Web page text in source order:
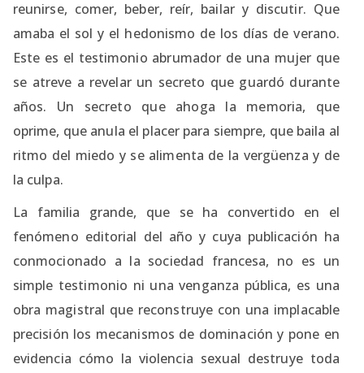
reunirse, comer, beber, reír, bailar y discutir. Que
amaba el sol y el hedonismo de los días de verano.
Este es el testimonio abrumador de una mujer que
se atreve a revelar un secreto que guardó durante
años. Un secreto que ahoga la memoria, que
oprime, que anula el placer para siempre, que baila al
ritmo del miedo y se alimenta de la vergüenza y de
la culpa.
La familia grande, que se ha convertido en el
fenómeno editorial del año y cuya publicación ha
conmocionado a la sociedad francesa, no es un
simple testimonio ni una venganza pública, es una
obra magistral que reconstruye con una implacable
precisión los mecanismos de dominación y pone en
evidencia cómo la violencia sexual destruye toda